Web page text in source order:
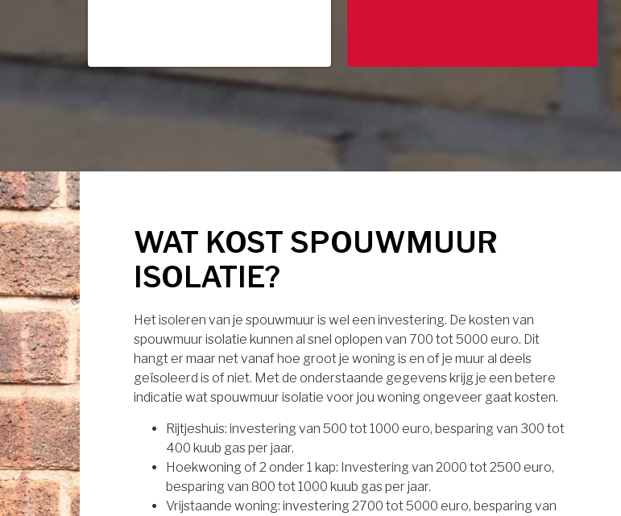
WAT KOST SPOUWMUUR
ISOLATIE?
Het isoleren van je spouwmuur is wel een investering. De kosten van
spouwmuur isolatie kunnen al snel oplopen van 700 tot 5000 euro. Dit
hangt er maar net vanaf hoe groot je woning is en of je muur al deels
geïsoleerd is of niet. Met de onderstaande gegevens krijg je een betere
indicatie wat spouwmuur isolatie voor jou woning ongeveer gaat kosten.
Rijtjeshuis: investering van 500 tot 1000 euro, besparing van 300 tot
400 kuub gas per jaar.
Hoekwoning of 2 onder 1 kap: Investering van 2000 tot 2500 euro,
besparing van 800 tot 1000 kuub gas per jaar.
Vrijstaande woning: investering 2700 tot 5000 euro, besparing van